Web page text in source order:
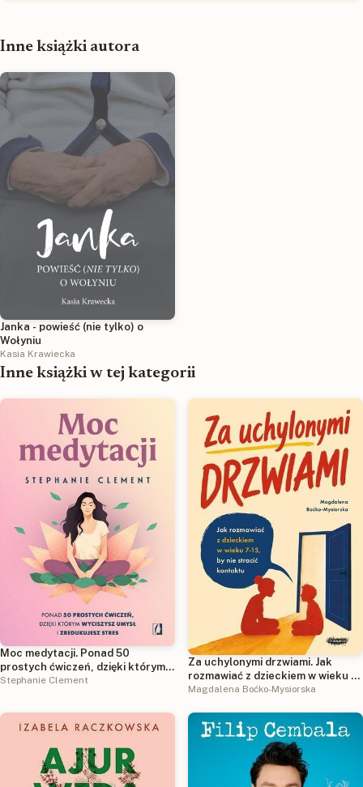
Inne książki autora
Janka - powieść (nie tylko) o
Wołyniu
Kasia Krawiecka
Inne książki w tej kategorii
Moc medytacji. Ponad 50
prostych ćwiczeń, dzięki którym
wyciszysz umysł i zredukujesz
Stephanie Clement
Za uchylonymi drzwiami. Jak
rozmawiać z dzieckiem w wieku 7-
15 lat, by nie stracić kontaktu
Magdalena Boćko-Mysiorska